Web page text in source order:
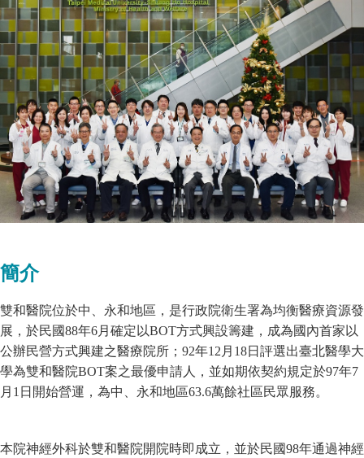
簡介
雙和醫院位於中、永和地區，是行政院衛生署為均衡醫療資源發
展，於民國88年6月確定以BOT方式興設籌建，成為國內首家以
公辦民營方式興建之醫療院所；92年12月18日評選出臺北醫學大
學為雙和醫院BOT案之最優申請人，並如期依契約規定於97年7
月1日開始營運，為中、永和地區63.6萬餘社區民眾服務。
本院神經外科於雙和醫院開院時即成立，並於民國98年通過神經